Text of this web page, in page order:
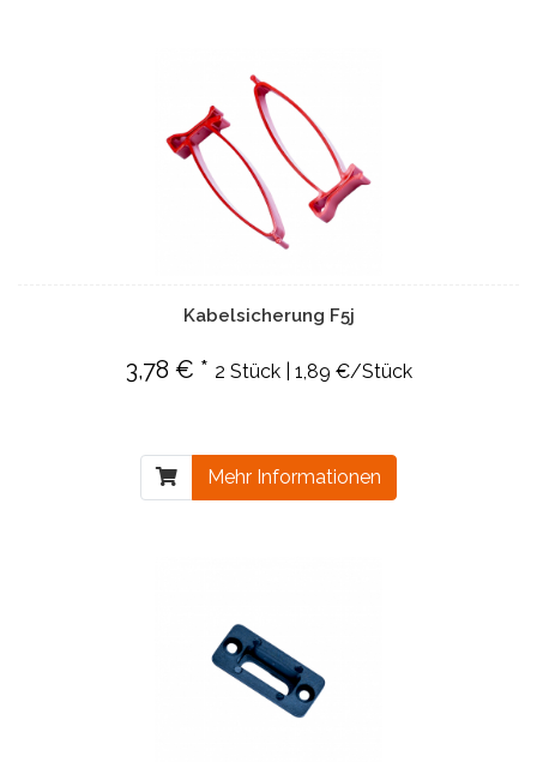
Kabelsicherung F5j
3,78 € * 2 Stück | 1,89 €/Stück
Mehr Informationen